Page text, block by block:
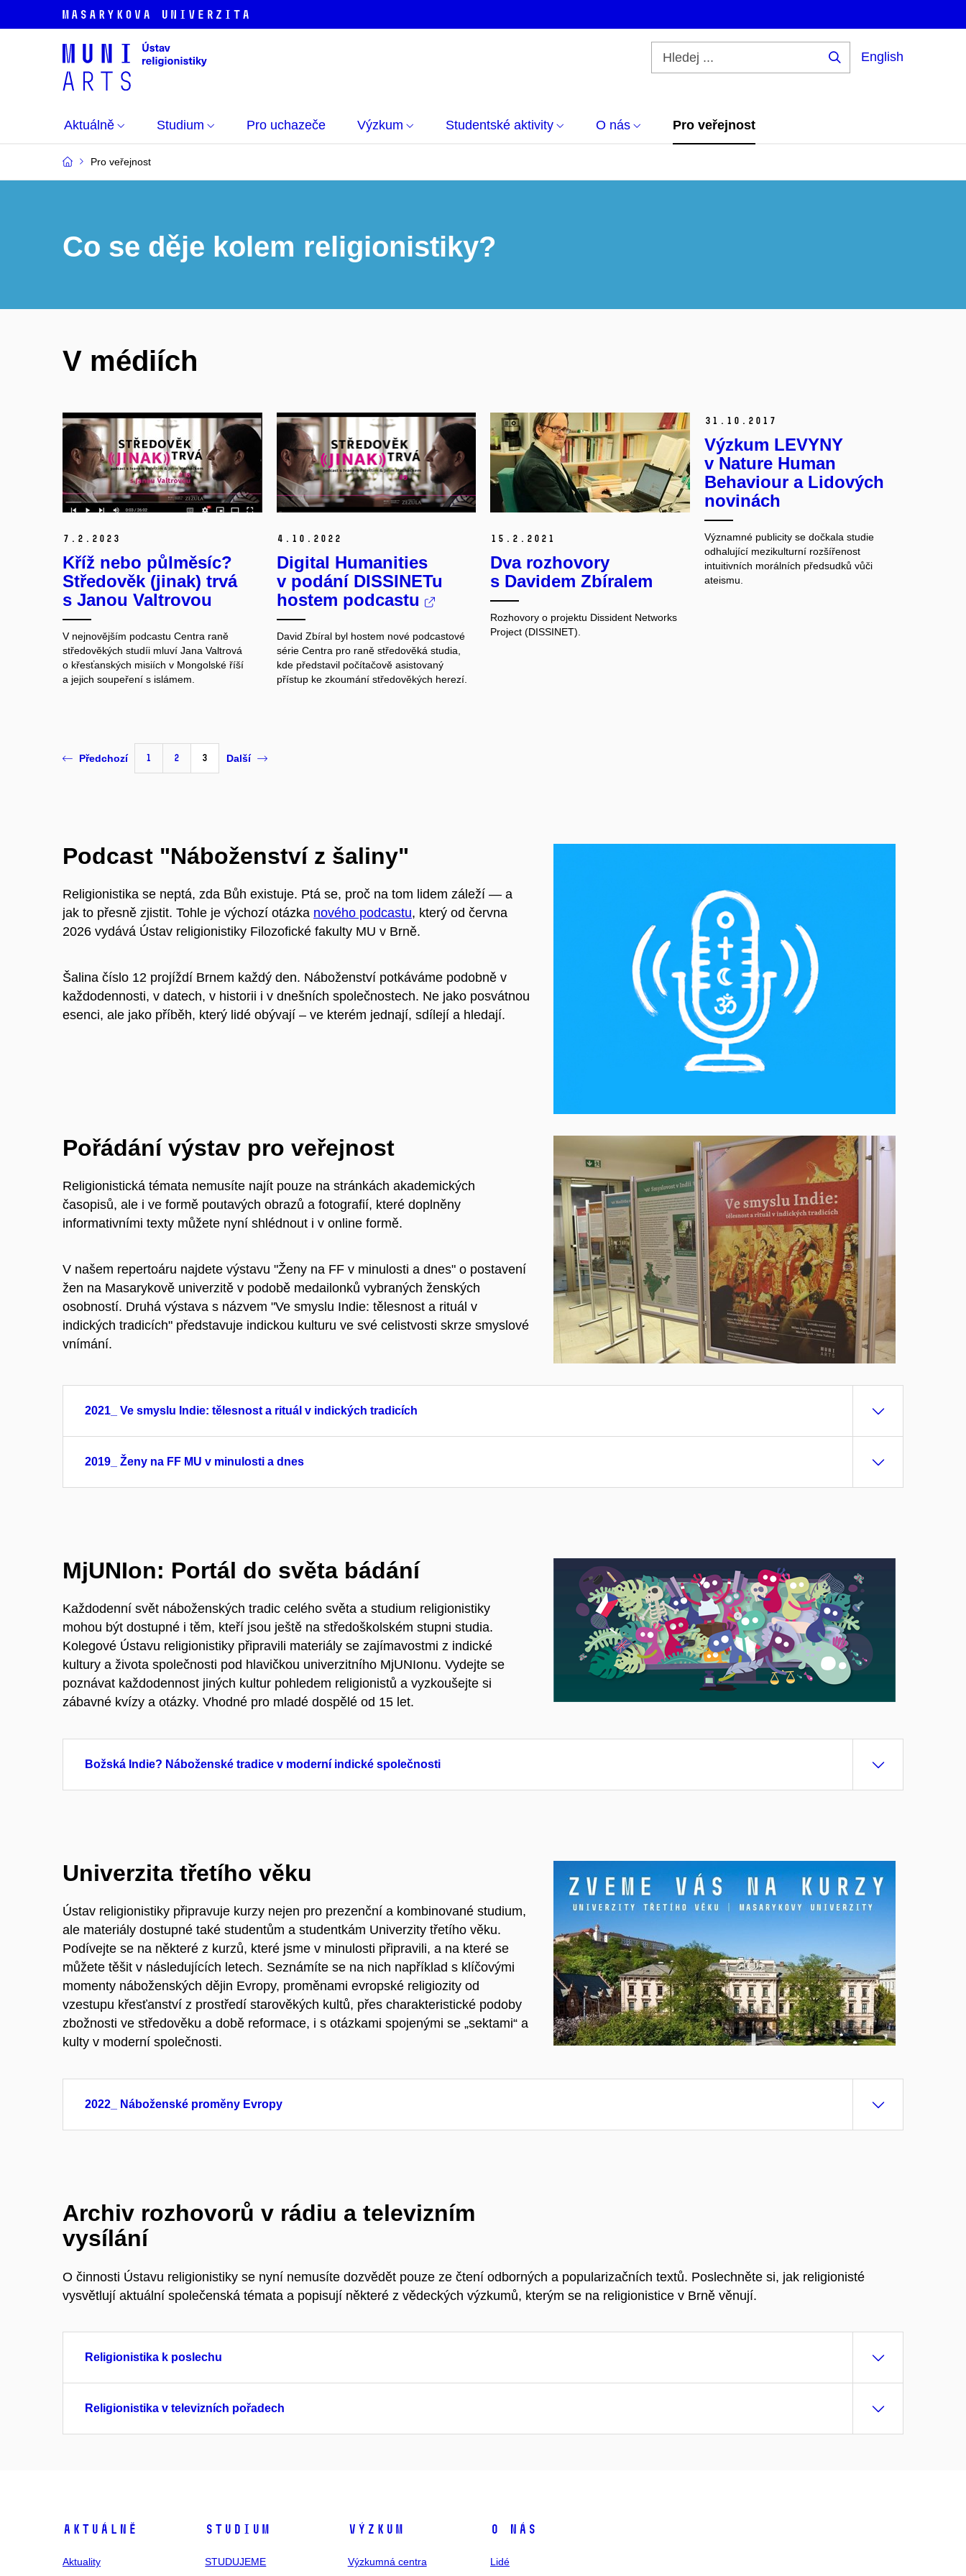
English
Aktuálně Studium Pro uchazeče Výzkum Studentské aktivity O nás Pro veřejnost
Pro veřejnost
Co se děje kolem religionistiky?
V médiích
7. 2. 2023
Kříž nebo půlměsíc?
Středověk (jinak) trvá
s Janou Valtrovou
V nejnovějším podcastu Centra raně
středověkých studíi mluví Jana Valtrová
o křesťanských misiích v Mongolské říší
a jejich soupeření s islámem.
4. 10. 2022
Digital Humanities
v podání DISSINETu
hostem podcastu
David Zbíral byl hostem nové podcastové
série Centra pro raně středověká studia,
kde představil počítačově asistovaný
přístup ke zkoumání středověkých herezí.
15. 2. 2021
Dva rozhovory
s Davidem Zbíralem
Rozhovory o projektu Dissident Networks
Project (DISSINET).
31. 10. 2017
Výzkum LEVYNY
v Nature Human
Behaviour a Lidových
novinách
Významné publicity se dočkala studie
odhalující mezikulturní rozšířenost
intuitivních morálních předsudků vůči
ateismu.
Předchozí 1 2 3 Další
Podcast "Náboženství z šaliny"
Religionistika se neptá, zda Bůh existuje. Ptá se, proč na tom lidem záleží — a
jak to přesně zjistit. Tohle je výchozí otázka nového podcastu, který od června
2026 vydává Ústav religionistiky Filozofické fakulty MU v Brně.
Šalina číslo 12 projíždí Brnem každý den. Náboženství potkáváme podobně v
každodennosti, v datech, v historii i v dnešních společnostech. Ne jako posvátnou
esenci, ale jako příběh, který lidé obývají – ve kterém jednají, sdílejí a hledají.
Pořádání výstav pro veřejnost
Religionistická témata nemusíte najít pouze na stránkách akademických
časopisů, ale i ve formě poutavých obrazů a fotografií, které doplněny
informativními texty můžete nyní shlédnout i v online formě.
V našem repertoáru najdete výstavu "Ženy na FF v minulosti a dnes" o postavení
žen na Masarykově univerzitě v podobě medailonků vybraných ženských
osobností. Druhá výstava s názvem "Ve smyslu Indie: tělesnost a rituál v
indických tradicích" představuje indickou kulturu ve své celistvosti skrze smyslové
vnímání.
2021_ Ve smyslu Indie: tělesnost a rituál v indických tradicích
2019_ Ženy na FF MU v minulosti a dnes
MjUNIon: Portál do světa bádání
Každodenní svět náboženských tradic celého světa a studium religionistiky
mohou být dostupné i těm, kteří jsou ještě na středoškolském stupni studia.
Kolegové Ústavu religionistiky připravili materiály se zajímavostmi z indické
kultury a života společnosti pod hlavičkou univerzitního MjUNIonu. Vydejte se
poznávat každodennost jiných kultur pohledem religionistů a vyzkoušejte si
zábavné kvízy a otázky. Vhodné pro mladé dospělé od 15 let.
Božská Indie? Náboženské tradice v moderní indické společnosti
Univerzita třetího věku
Ústav religionistiky připravuje kurzy nejen pro prezenční a kombinované studium,
ale materiály dostupné také studentům a studentkám Univerzity třetího věku.
Podívejte se na některé z kurzů, které jsme v minulosti připravili, a na které se
můžete těšit v následujících letech. Seznámíte se na nich například s klíčovými
momenty náboženských dějin Evropy, proměnami evropské religiozity od
vzestupu křesťanství z prostředí starověkých kultů, přes charakteristické podoby
zbožnosti ve středověku a době reformace, i s otázkami spojenými se „sektami“ a
kulty v moderní společnosti.
2022_ Náboženské proměny Evropy
Archiv rozhovorů v rádiu a televizním
vysílání
O činnosti Ústavu religionistiky se nyní nemusíte dozvědět pouze ze čtení odborných a popularizačních textů. Poslechněte si, jak religionisté
vysvětlují aktuální společenská témata a popisují některé z vědeckých výzkumů, kterým se na religionistice v Brně věnují.
Religionistika k poslechu
Religionistika v televizních pořadech
Aktuálně
Aktuality
Studium
STUDUJEME
Výzkum
Výzkumná centra
O nás
Lidé